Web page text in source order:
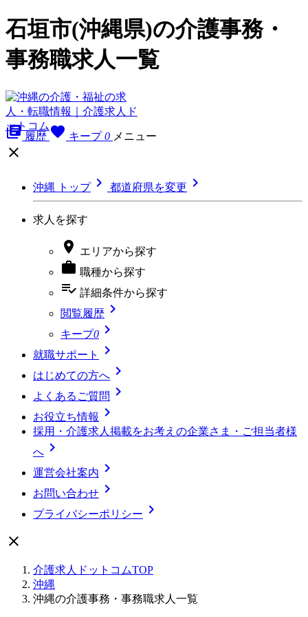
石垣市(沖縄県)の介護事務・
事務職求人一覧
library_books 履歴 favorite キープ 0 メニュー

沖縄 トップ 都道府県を変更 
求人を探す
 エリアから探す
 職種から探す
playlist_add_check 詳細条件から探す
閲覧履歴 
キープ0 
就職サポート 
はじめての方へ 
よくあるご質問 
お役立ち情報 
採用・介護求人掲載をお考えの企業さま・ご担当者様
へ 
運営会社案内 
お問い合わせ 
プライバシーポリシー 

介護求人ドットコムTOP
沖縄
沖縄の介護事務・事務職求人一覧